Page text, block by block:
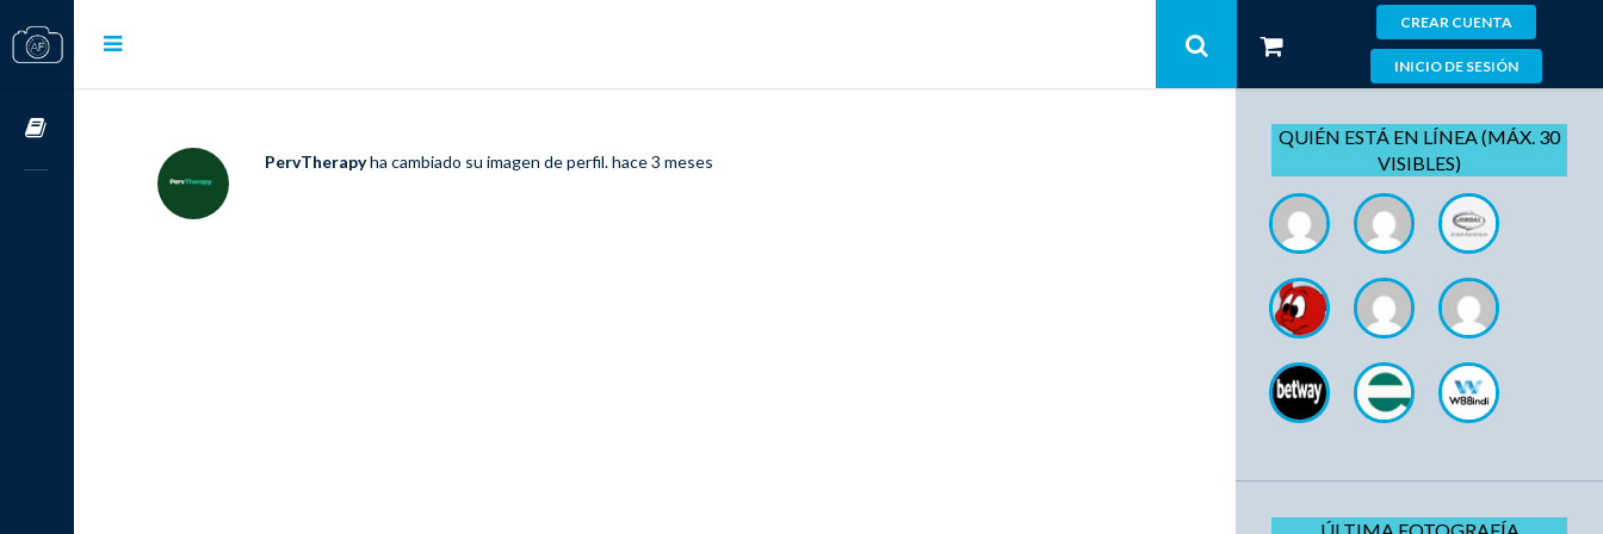
CREAR CUENTA
INICIO DE SESIÓN
PervTherapyha cambiado su imagen de perfil.hace 3 meses
QUIÉN ESTÁ EN LÍNEA (MÁX. 30
VISIBLES)